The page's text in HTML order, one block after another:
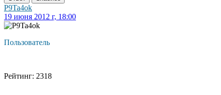
P9Ta4ok
19 июня 2012 г, 18:00
Пользователь
Рейтинг: 2318